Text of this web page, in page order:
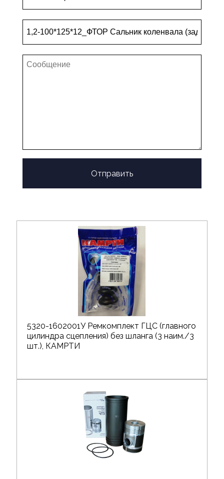
Отправить
5320-1602001У Ремкомплект ГЦС (главного
цилиндра сцепления) без шланга (3 наим./3
шт.), КАМРТИ